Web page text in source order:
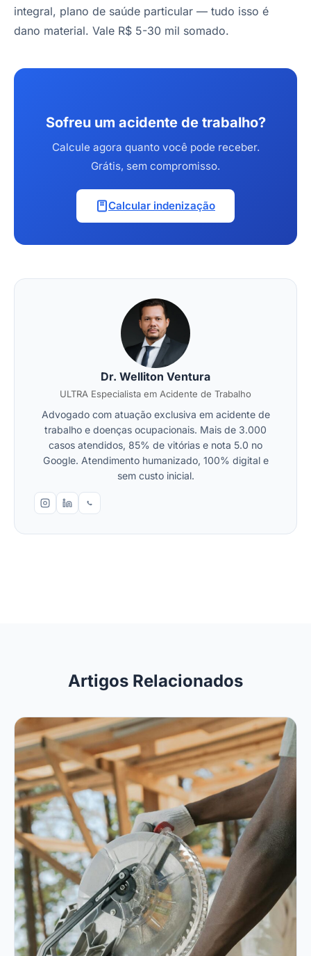
integral, plano de saúde particular — tudo isso é
dano material. Vale R$ 5-30 mil somado.
Sofreu um acidente de trabalho?
Calcule agora quanto você pode receber.
Grátis, sem compromisso.
Calcular indenização
Dr. Welliton Ventura
ULTRA Especialista em Acidente de Trabalho
Advogado com atuação exclusiva em acidente de
trabalho e doenças ocupacionais. Mais de 3.000
casos atendidos, 85% de vitórias e nota 5.0 no
Google. Atendimento humanizado, 100% digital e
sem custo inicial.
Artigos Relacionados